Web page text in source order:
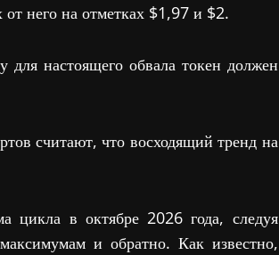
от него на отметках $1,97 и $2.
для настоящего обвала токен должен
считают, что восходящий тренд на
цикла в октябре 2026 года, следуя
и обратно. Как известно,